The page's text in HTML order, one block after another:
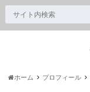
ホーム プロフィール